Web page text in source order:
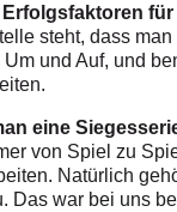
steht, dass
Um und Auf, und
eine
von Spiel zu
Natürlich
Das war bei uns